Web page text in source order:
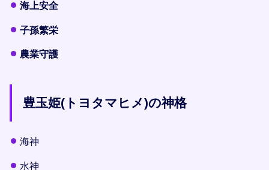
海上安全
子孫繁栄
農業守護
豊玉姫(トヨタマヒメ)の神格
海神
水神